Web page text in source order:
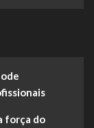
força do